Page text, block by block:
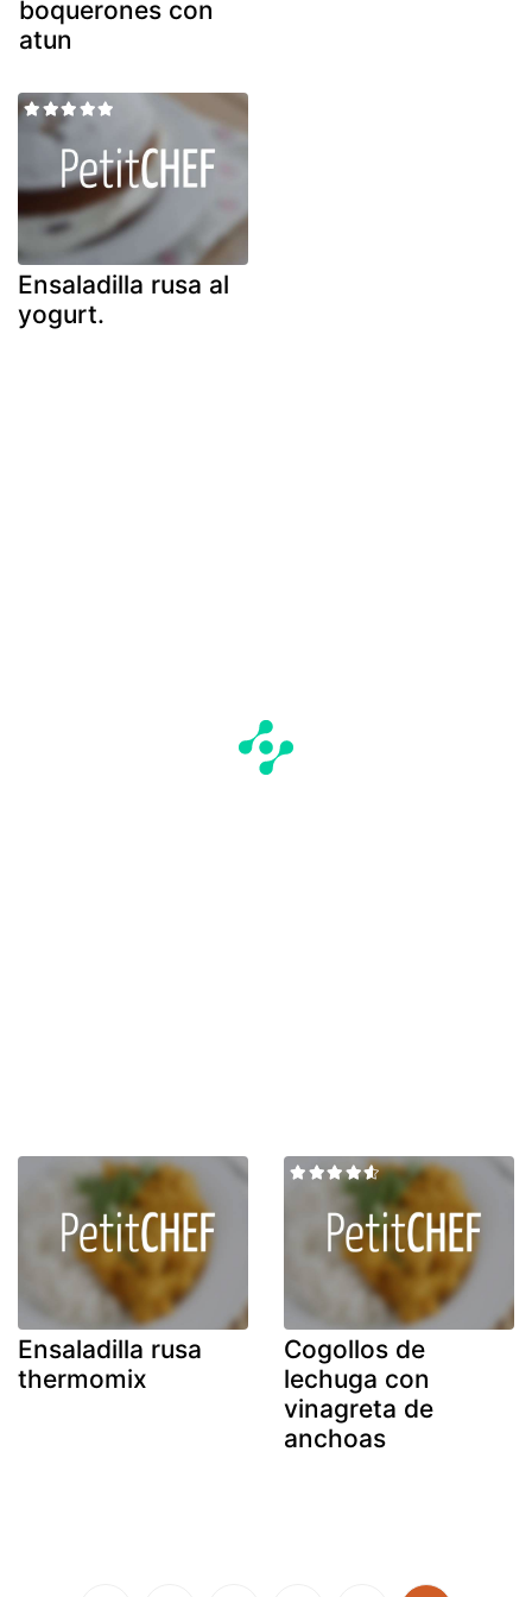
boquerones con
atun
Ensaladilla rusa al
yogurt.
Ensaladilla rusa
thermomix
Cogollos de
lechuga con
vinagreta de
anchoas